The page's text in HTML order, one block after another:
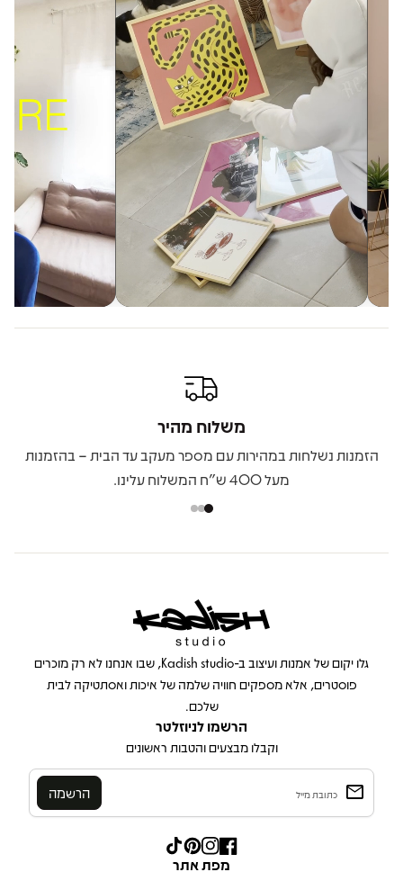
משלוח מהיר
הזמנות נשלחות במהירות עם מספר מעקב עד הבית – בהזמנות
מעל 400 ש"ח המשלוח עלינו.
בית
גלו יקום של אמנות ועיצוב ב-Kadish studio, שבו אנחנו לא רק מוכרים
פוסטרים, אלא מספקים חוויה שלמה של איכות ואסתטיקה לבית
שלכם.
הרשמו לניוזלטר
וקבלו מבצעים והטבות ראשונים
Enter your email
email
Facebook
(קישור נפתח בכרטיסייה/חלון חדש)
Instagram
(קישור נפתח בכרטיסייה/חלון חדש)
Pinterest
(קישור נפתח בכרטיסייה/חלון חדש)
מפת אתר